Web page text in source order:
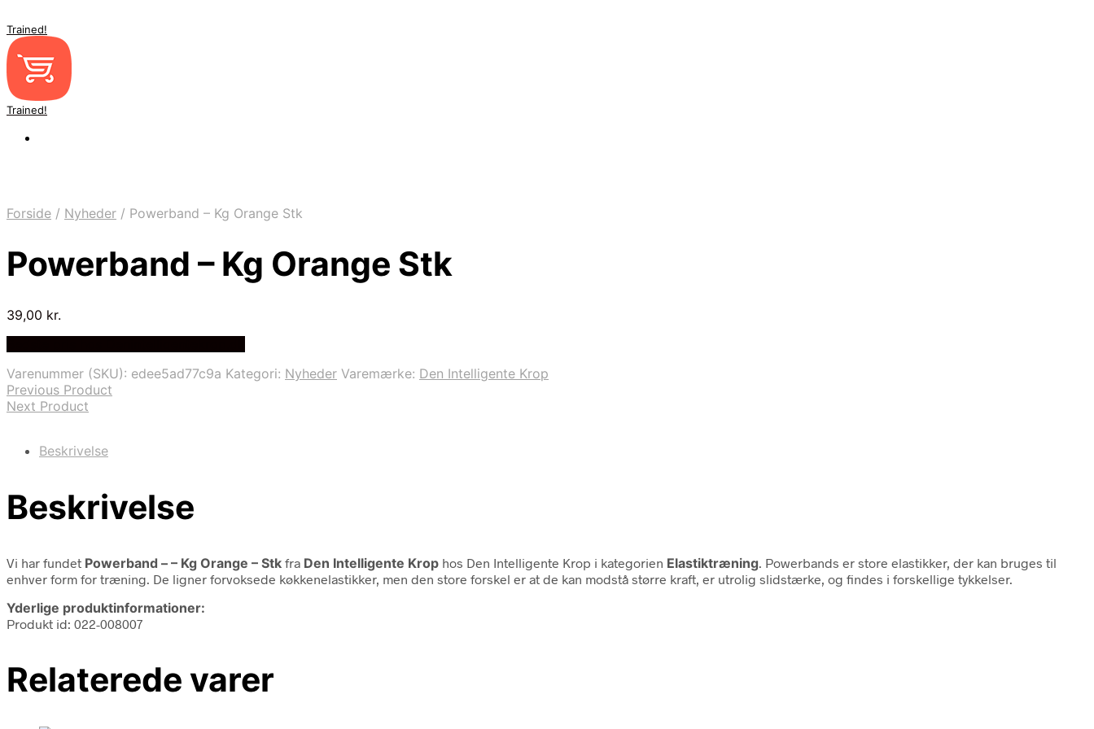
Trained!
Trained!
Forside / Nyheder / Powerband – Kg Orange Stk
Powerband – Kg Orange Stk
39,00 kr.
Varenummer (SKU): edee5ad77c9a Kategori: Nyheder Varemærke: Den Intelligente Krop
Previous Product
Next Product
Beskrivelse
Beskrivelse
Vi har fundet Powerband – – Kg Orange – Stk fra Den Intelligente Krop hos Den Intelligente Krop i kategorien Elastiktræning . Powerbands er store elastikker, der kan bruges til
enhver form for træning. De ligner forvoksede køkkenelastikker, men den store forskel er at de kan modstå større kraft, er utrolig slidstærke, og findes i forskellige tykkelser.
Yderlige produktinformationer:
Produkt id: 022-008007
Relaterede varer